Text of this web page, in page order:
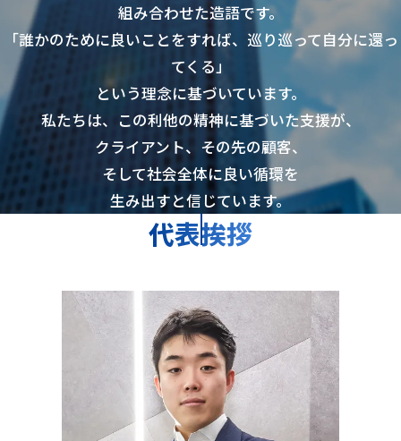
組み合わせた造語です。
「誰かのために良いことをすれば、巡り巡って自分に還っ
てくる」
という理念に基づいています。
私たちは、この利他の精神に基づいた支援が、
クライアント、その先の顧客、
そして社会全体に良い循環を
生み出すと信じています。
代表挨拶